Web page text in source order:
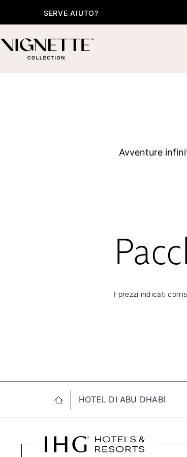
SERVE AIUTO?
Avventure
I prezzi indicati
HOTEL DI ABU DHABI